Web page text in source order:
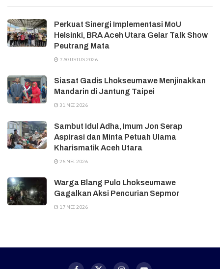
Perkuat Sinergi Implementasi MoU
Helsinki, BRA Aceh Utara Gelar Talk Show
Peutrang Mata
7 AGUSTUS 2026
Siasat Gadis Lhokseumawe Menjinakkan
Mandarin di Jantung Taipei
31 MEI 2026
Sambut Idul Adha, Imum Jon Serap
Aspirasi dan Minta Petuah Ulama
Kharismatik Aceh Utara
26 MEI 2026
Warga Blang Pulo Lhokseumawe
Gagalkan Aksi Pencurian Sepmor
17 MEI 2026